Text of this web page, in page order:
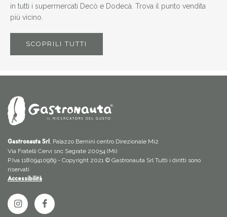
in tutti i supermercati Decò e Dodecà. Trova il punto vendita
più vicino.
SCOPRILI TUTTI
Gastronauta Srl, Palazzo Bernini centro Direzionale Mi2
Via Fratelli Cervi snc Segrate 20054 (Mi)
P.Iva 11809410969 - Copyright 2021 © Gastronauta Srl Tutti i diritti sono
riservati
Accessibilità